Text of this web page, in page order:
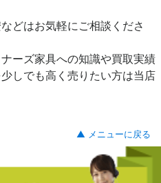
どはお気軽にご相談くださ
ーズ家具への知識や買取実績
しでも高く売りたい方は当店
▲ メニューに戻る